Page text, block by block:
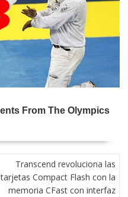
Transcend revoluciona las
tarjetas Compact Flash con la
memoria CFast con interfaz